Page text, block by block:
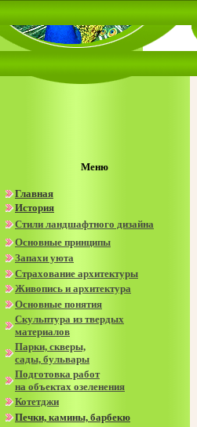
Меню
Главная
История
Стили ландшафтного дизайна
Основные принципы
Запахи уюта
Страхование архитектуры
Живопись и архитектура
Основные понятия
Скульптура из твердых
материалов
Парки, скверы,
сады, бульвары
Подготовка работ
на объектах озеленения
Котетджи
Печки, камины, барбекю